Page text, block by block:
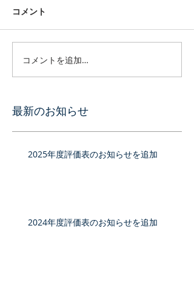
コメント
コメントを追加…
最新のお知らせ
2025年度評価表のお知らせを追加
2024年度評価表のお知らせを追加